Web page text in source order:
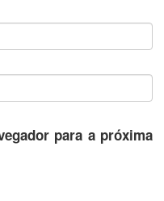
para a próxima